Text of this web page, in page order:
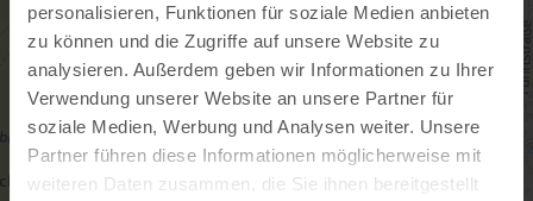
personalisieren, Funktionen für soziale Medien anbieten
zu können und die Zugriffe auf unsere Website zu
analysieren. Außerdem geben wir Informationen zu Ihrer
Verwendung unserer Website an unsere Partner für
soziale Medien, Werbung und Analysen weiter. Unsere
Partner führen diese Informationen möglicherweise mit
weiteren Daten zusammen, die Sie ihnen bereitgestellt